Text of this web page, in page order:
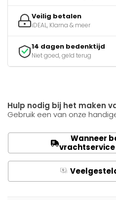
Veilig betalen
iDEAL, Klarna & meer
14 dagen bedenktijd
Niet goed, geld terug
Hulp nodig bij het maken
Gebruik een van onze
Wanneer
vrachtservice
Q